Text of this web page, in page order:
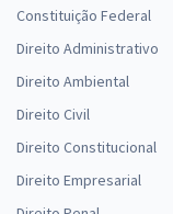
Constituição Federal
Direito Administrativo
Direito Ambiental
Direito Civil
Direito Constitucional
Direito Empresarial